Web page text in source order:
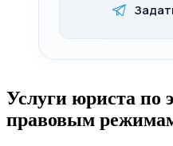
Услуги юриста по
правовым